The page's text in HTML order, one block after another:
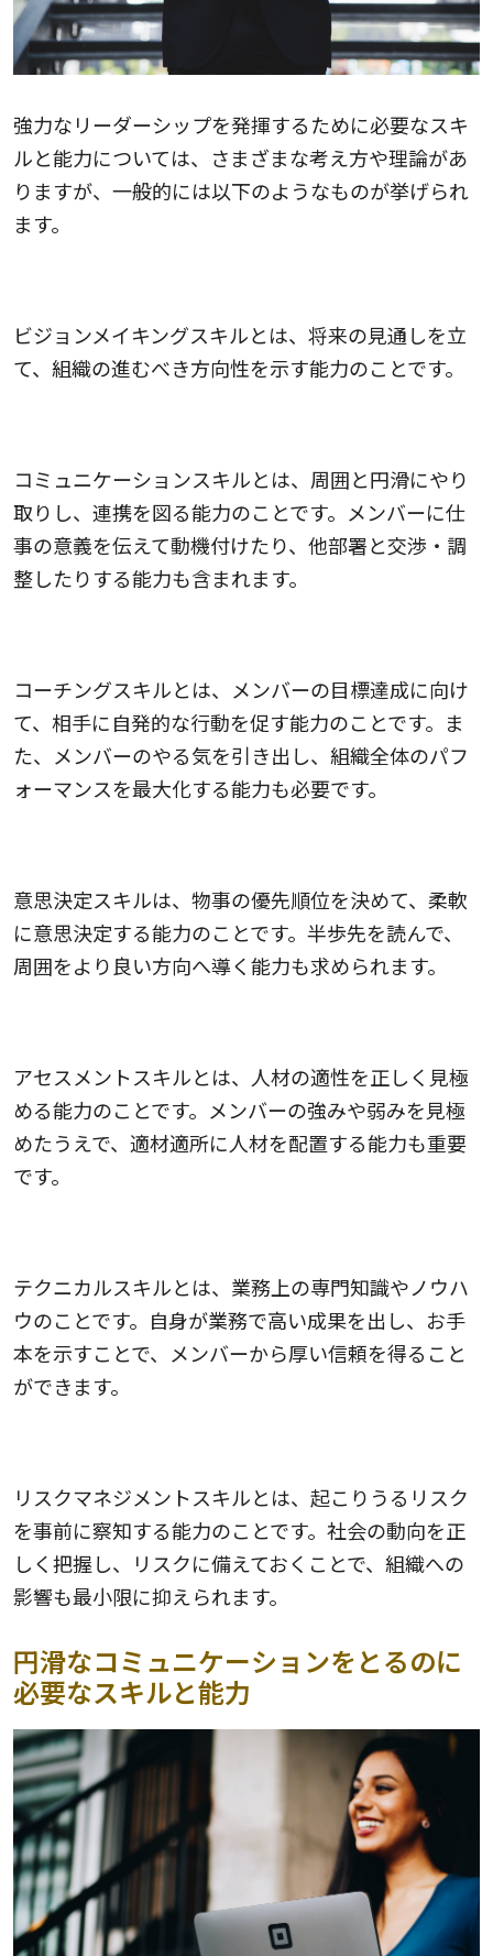
強力なリーダーシップを発揮するために必要なスキ
ルと能力については、さまざまな考え方や理論があ
りますが、一般的には以下のようなものが挙げられ
ます。
ビジョンメイキングスキルとは、将来の見通しを立
て、組織の進むべき方向性を示す能力のことです。
コミュニケーションスキルとは、周囲と円滑にやり
取りし、連携を図る能力のことです。メンバーに仕
事の意義を伝えて動機付けたり、他部署と交渉・調
整したりする能力も含まれます。
コーチングスキルとは、メンバーの目標達成に向け
て、相手に自発的な行動を促す能力のことです。ま
た、メンバーのやる気を引き出し、組織全体のパフ
ォーマンスを最大化する能力も必要です。
意思決定スキルは、物事の優先順位を決めて、柔軟
に意思決定する能力のことです。半歩先を読んで、
周囲をより良い方向へ導く能力も求められます。
アセスメントスキルとは、人材の適性を正しく見極
める能力のことです。メンバーの強みや弱みを見極
めたうえで、適材適所に人材を配置する能力も重要
です。
テクニカルスキルとは、業務上の専門知識やノウハ
ウのことです。自身が業務で高い成果を出し、お手
本を示すことで、メンバーから厚い信頼を得ること
ができます。
リスクマネジメントスキルとは、起こりうるリスク
を事前に察知する能力のことです。社会の動向を正
しく把握し、リスクに備えておくことで、組織への
影響も最小限に抑えられます。
円滑なコミュニケーションをとるのに
必要なスキルと能力